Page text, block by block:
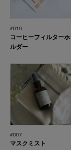
#010
コーヒーフィルターホ
ルダー
#007
マスクミスト